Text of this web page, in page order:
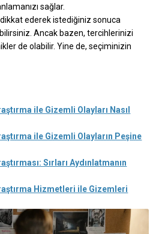
sağlar.
ederek istediğiniz sonuca
Ancak bazen, tercihlerinizi
de olabilir. Yine de, seçiminizin
ile Gizemli Olayları Nasıl
ile Gizemli Olayların Peşine
Sırları Aydınlatmanın
Hizmetleri ile Gizemleri